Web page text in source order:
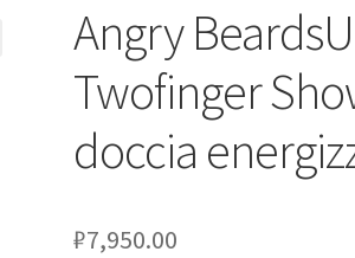
Angry
Twofinger
doccia
₽7,950.00